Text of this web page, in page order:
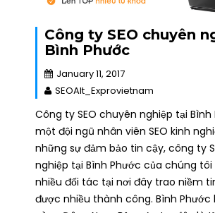
Công ty SEO chuyên
Bình Phước
January 11, 2017
SEOAlt_Exprovietnam
Công ty SEO chuyên nghiệp tại Bình
một đội ngũ nhân viên SEO kinh
những sự đảm bảo tin cậy, công ty
nghiệp tại Bình Phước của chúng
nhiều đối tác tại nơi đây trao niềm
được nhiều thành công. Bình